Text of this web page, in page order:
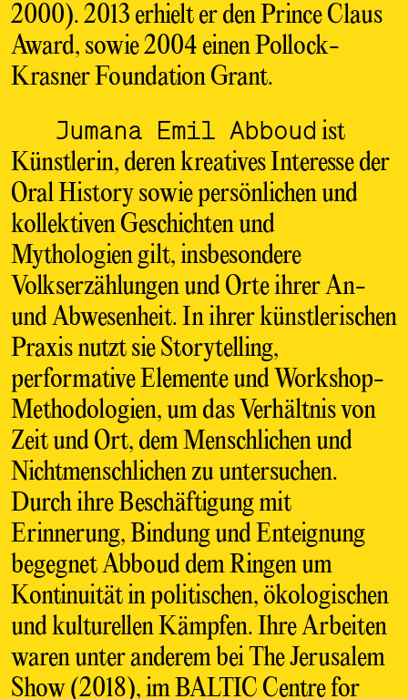
2000). 2013 erhielt er den Prince Claus
Award, sowie 2004 einen Pollock-
Krasner Foundation Grant.
Jumana Emil Abboud ist
Künstlerin, deren kreatives Interesse der
Oral History sowie persönlichen und
kollektiven Geschichten und
Mythologien gilt, insbesondere
Volkserzählungen und Orte ihrer An-
und Abwesenheit. In ihrer künstlerischen
Praxis nutzt sie Storytelling,
performative Elemente und Workshop-
Methodologien, um das Verhältnis von
Zeit und Ort, dem Menschlichen und
Nichtmenschlichen zu untersuchen.
Durch ihre Beschäftigung mit
Erinnerung, Bindung und Enteignung
begegnet Abboud dem Ringen um
Kontinuität in politischen, ökologischen
und kulturellen Kämpfen. Ihre Arbeiten
waren unter anderem bei The Jerusalem
Show (2018), im BALTIC Centre for